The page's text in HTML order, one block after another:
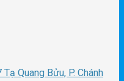
Quang Bửu, P. Chánh